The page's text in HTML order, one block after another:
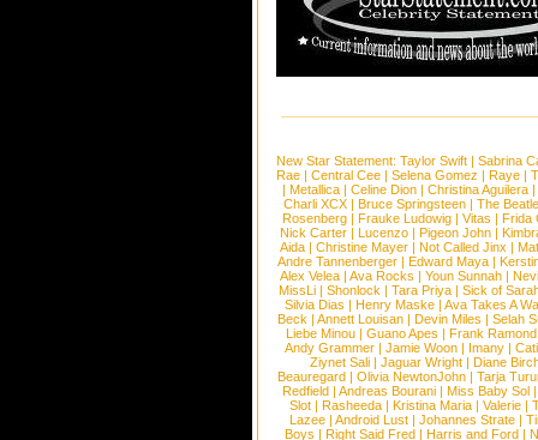
New Star Statement: Taylor Swift | Sabrina
Rae |Central Cee |Selena Gomez |Raye |
| Metallica | Celine Dion | Christina Aguilera |
Charli XCX |Bruce Springsteen |The
Rosenberg | Frauke Ludowig | Vitas | Frida
Nick Carter | Lucenzo | Pigeon John |
Aida |Christine Mayer |Not Called Jinx |
Andre Tannenberger | Edward Maya |
Alex Velea | Ava Rocks | Youn Sunnah |
MissLi | Shonlock | Tara Priya | Sick of
Silvia Dias |Henry Maske |Ava Takes A
Beck |Annett Louisan |Devin Miles |Selah
Liebe Minou |Guano Apes |Frank Ramond
Andy Grammer |Jamie Woon | Imany |
Ziynet Sali |Jaguar Wright |Diane
Beauregard |Olivia NewtonJohn |Tarja
Redfield | Andreas Bourani | Miss Baby Sol
Slot | Rasheeda | Kristina Maria | Valerie |
Lazee | Android Lust | Johannes Strate |
Boys | Right Said Fred | Harris and Ford |